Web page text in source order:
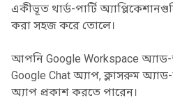
একীভূত থার্ড-পার্টি
করা সহজ করে তোলে।
আপনি Google Workspace
Google Chat অ্যাপ, ক্লাসরুম
অ্যাপ প্রকাশ করতে পারেন।